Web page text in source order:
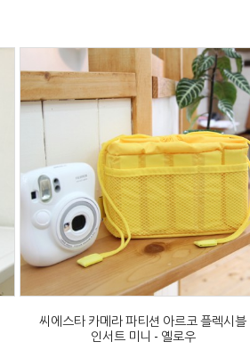
씨에스타 카메라 파티션 아르코 플렉시블
인서트 미니 - 옐로우